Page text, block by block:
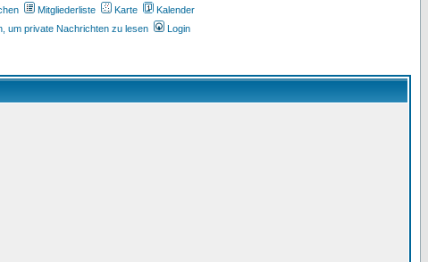
Mitgliederliste Karte
Kalender
um private Nachrichten zu lesen Login